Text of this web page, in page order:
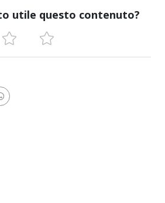
utile questo contenuto?